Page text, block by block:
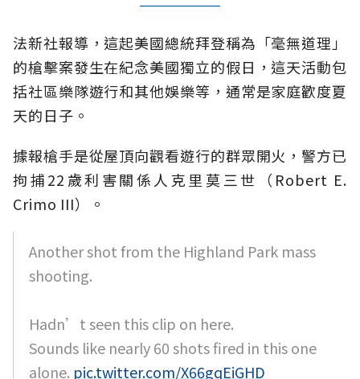
法新社報導，這起美國總統拜登稱為「毫無道理」
的槍擊案發生在紀念美國獨立的假日，這天活動包
括社區樂隊遊行和其他娛樂等，通常是家庭歡度夏
天的日子。
據報槍手是從屋頂向觀看遊行的群眾開火，警方已
拘捕22歲利害關係人克里莫三世（Robert E.
Crimo III）。
Another shot from the Highland Park mass
shooting.
Hadn’t seen this clip on here.
Sounds like nearly 60 shots fired in this one
alone. pic.twitter.com/X66gqEiGHD